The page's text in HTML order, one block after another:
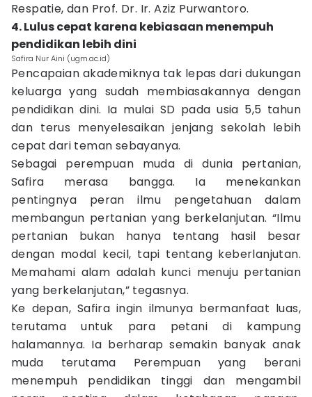
Respatie, dan Prof. Dr. Ir. Aziz Purwantoro.
4. Lulus cepat karena kebiasaan menempuh
pendidikan lebih dini
Safira Nur Aini (ugm.ac.id)
Pencapaian akademiknya tak lepas dari dukungan
keluarga yang sudah membiasakannya dengan
pendidikan dini. Ia mulai SD pada usia 5,5 tahun
dan terus menyelesaikan jenjang sekolah lebih
cepat dari teman sebayanya.
Sebagai perempuan muda di dunia pertanian,
Safira merasa bangga. Ia menekankan
pentingnya peran ilmu pengetahuan dalam
membangun pertanian yang berkelanjutan. “Ilmu
pertanian bukan hanya tentang hasil besar
dengan modal kecil, tapi tentang keberlanjutan.
Memahami alam adalah kunci menuju pertanian
yang berkelanjutan,” tegasnya.
Ke depan, Safira ingin ilmunya bermanfaat luas,
terutama untuk para petani di kampung
halamannya. Ia berharap semakin banyak anak
muda terutama Perempuan yang berani
menempuh pendidikan tinggi dan mengambil